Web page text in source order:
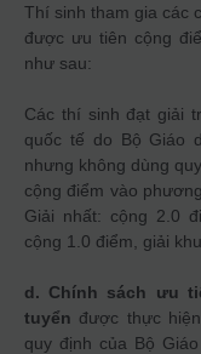
Thí sinh tham gia các
được ưu tiên cộng
như sau:
Các thí sinh đạt giải
quốc tế do Bộ Giáo
nhưng không dùng
cộng điểm vào
Giải nhất: cộng 2.0
cộng 1.0 điểm, giải
d. Chính sách ưu
tuyển được thực
quy định của Bộ